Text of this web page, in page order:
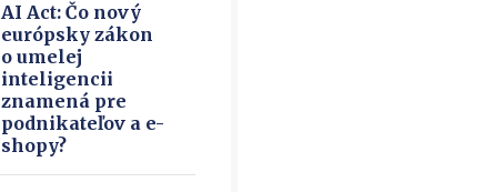
AI Act: Čo nový
európsky zákon
o umelej
inteligencii
znamená pre
podnikateľov a e-
shopy?